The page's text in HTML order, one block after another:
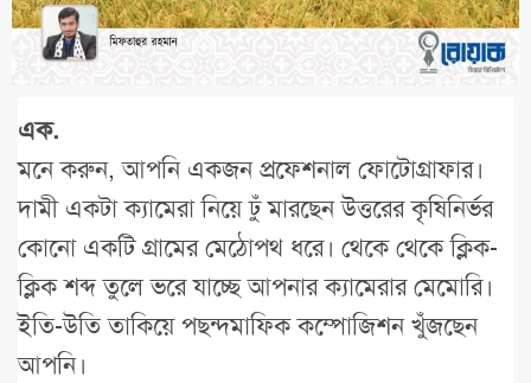
এক.
মনে করুন, আপনি একজন প্রফেশনাল ফোটোগ্রাফার।
দামী একটা ক্যামেরা নিয়ে ঢুঁ মারছেন উত্তরের কৃষিনির্ভর
কোনো একটি গ্রামের মেঠোপথ ধরে। থেকে থেকে ক্লিক-
ক্লিক শব্দ তুলে ভরে যাচ্ছে আপনার ক্যামেরার মেমোরি।
ইতি-উতি তাকিয়ে পছন্দমাফিক কম্পোজিশন খুঁজছেন
আপনি।